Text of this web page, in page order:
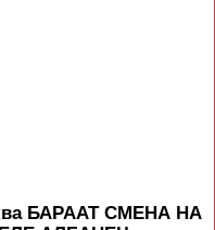
БАРААТ СМЕНА НА